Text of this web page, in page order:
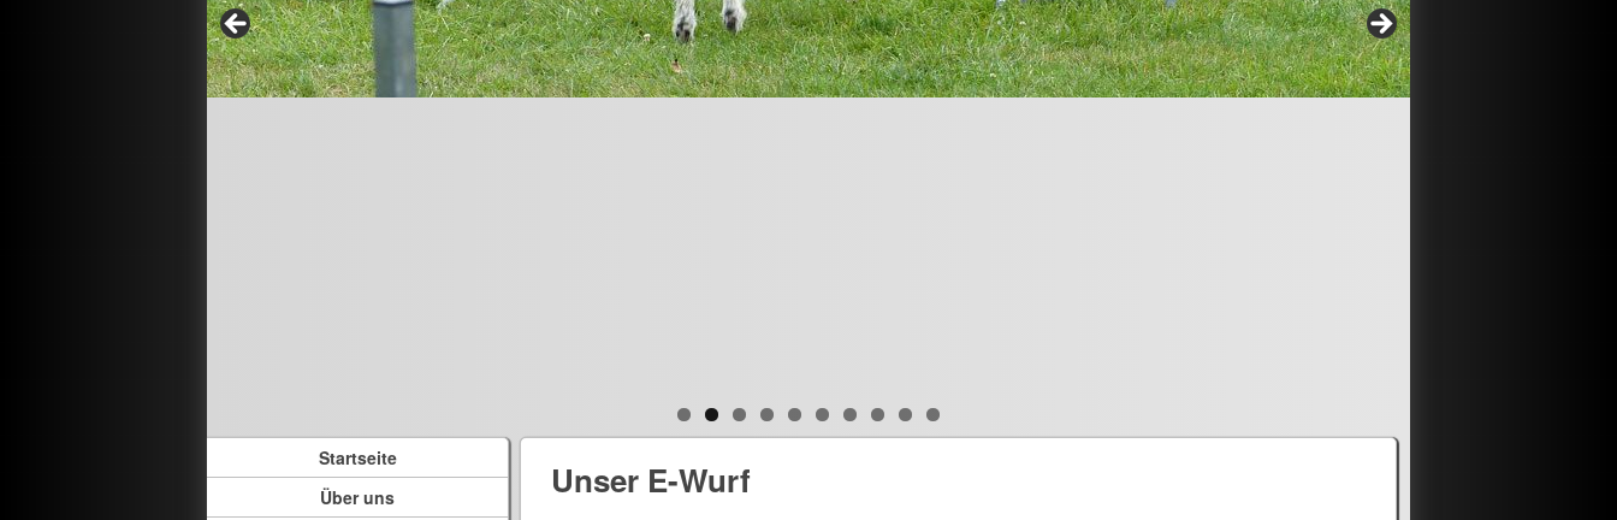
Startseite
Über uns
Unser E-Wurf